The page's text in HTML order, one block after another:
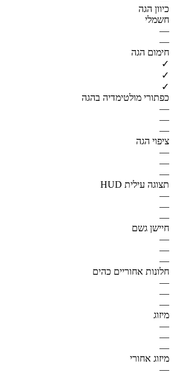
כיוון הגה
חשמלי
—
—
חימום הגה
✓
✓
✓
כפתורי מולטימדיה בהגה
—
—
—
ציפוי הגה
—
—
—
תצוגה עילית HUD
—
—
—
חיישן גשם
—
—
—
חלונות אחוריים כהים
—
—
—
מיזוג
—
—
—
מיזוג אחורי
—